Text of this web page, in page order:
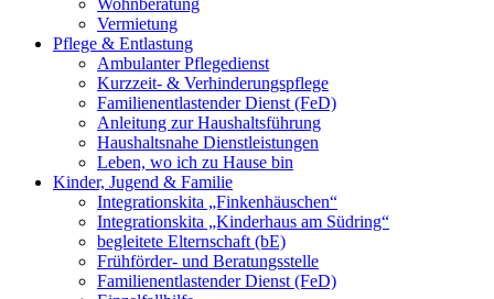
Wohnberatung
Vermietung
Pflege & Entlastung
Ambulanter Pflegedienst
Kurzzeit- & Verhinderungspflege
Familienentlastender Dienst (FeD)
Anleitung zur Haushaltsführung
Haushaltsnahe Dienstleistungen
Leben, wo ich zu Hause bin
Kinder, Jugend & Familie
Integrationskita „Finkenhäuschen“
Integrationskita „Kinderhaus am Südring“
begleitete Elternschaft (bE)
Frühförder- und Beratungsstelle
Familienentlastender Dienst (FeD)